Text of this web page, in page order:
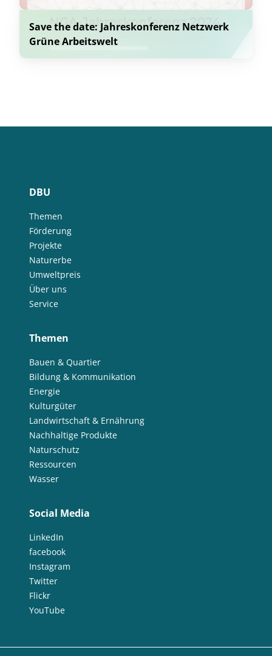
Save the date: Jahreskonferenz Netzwerk
Grüne Arbeitswelt
DBU
Themen
Förderung
Projekte
Naturerbe
Umweltpreis
Über uns
Service
Themen
Bauen & Quartier
Bildung & Kommunikation
Energie
Kulturgüter
Landwirtschaft & Ernährung
Nachhaltige Produkte
Naturschutz
Ressourcen
Wasser
Social Media
LinkedIn
facebook
Instagram
Twitter
Flickr
YouTube